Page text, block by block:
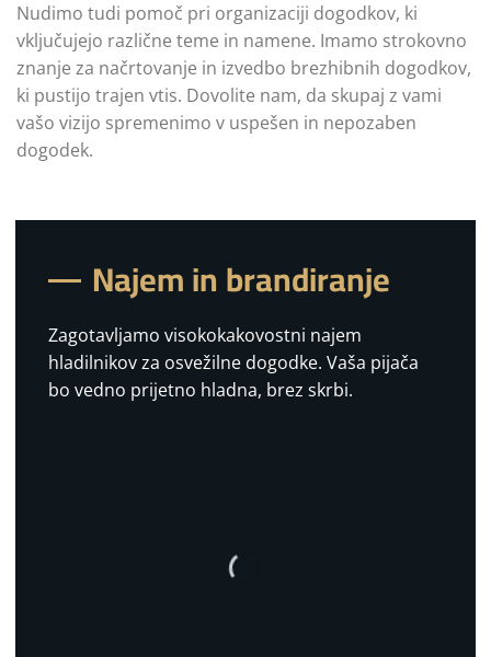
Nudimo tudi pomoč pri organizaciji dogodkov, ki
vključujejo različne teme in namene. Imamo strokovno
znanje za načrtovanje in izvedbo brezhibnih dogodkov,
ki pustijo trajen vtis. Dovolite nam, da skupaj z vami
vašo vizijo spremenimo v uspešen in nepozaben
dogodek.
Najem in brandiranje
Zagotavljamo visokokakovostni najem
hladilnikov za osvežilne dogodke. Vaša pijača
bo vedno prijetno hladna, brez skrbi.